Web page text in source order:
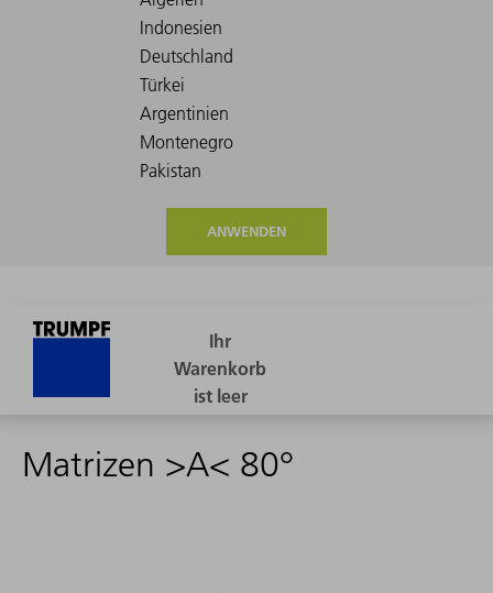
ANWENDEN
Matrizen >A< 80°